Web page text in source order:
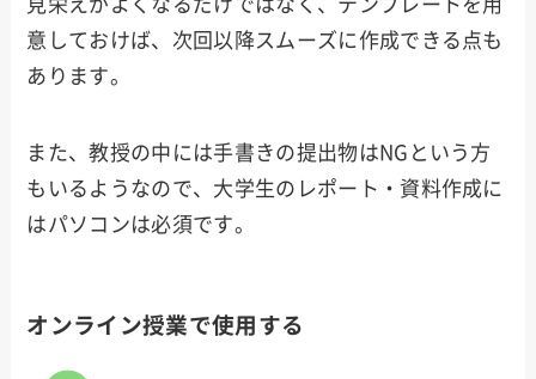
意しておけば、次回以降スムーズに作成できる点も
あります。
また、教授の中には手書きの提出物はNGという方
もいるようなので、大学生のレポート・資料作成に
はパソコンは必須です。
オンライン授業で使用する